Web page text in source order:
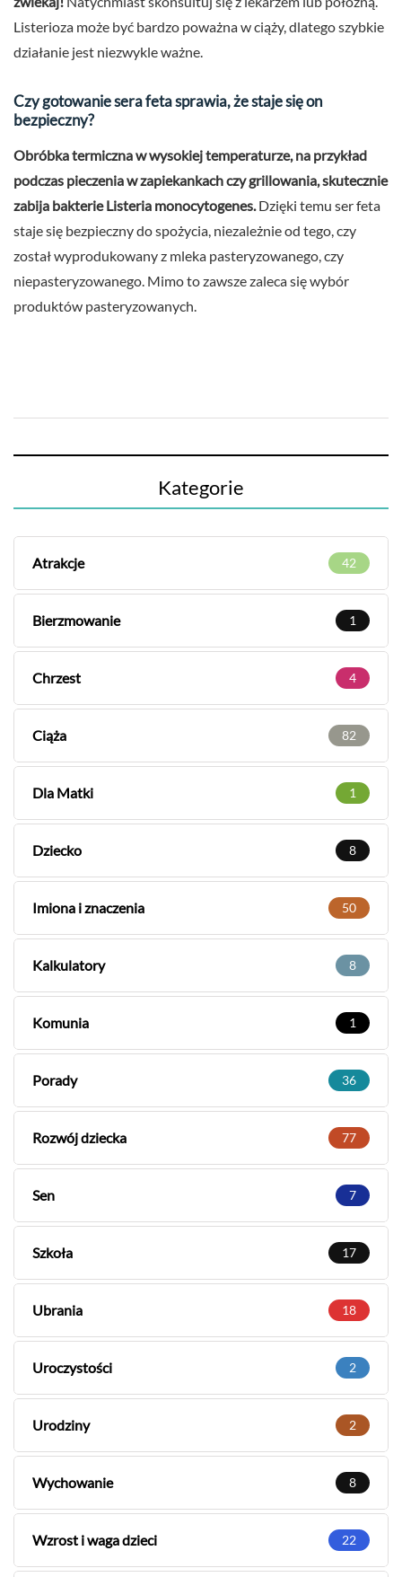
Listerioza może być bardzo poważna w ciąży, dlatego szybkie
działanie jest niezwykle ważne.
Czy gotowanie sera feta sprawia, że staje się on
bezpieczny?
Obróbka termiczna w wysokiej temperaturze, na przykład
podczas pieczenia w zapiekankach czy grillowania, skutecznie
zabija bakterie Listeria monocytogenes. Dzięki temu ser feta
staje się bezpieczny do spożycia, niezależnie od tego, czy
został wyprodukowany z mleka pasteryzowanego, czy
niepasteryzowanego. Mimo to zawsze zaleca się wybór
produktów pasteryzowanych.
Kategorie
Atrakcje 42
Bierzmowanie 1
Chrzest 4
Ciąża 82
Dla Matki 1
Dziecko 8
Imiona i znaczenia 50
Kalkulatory 8
Komunia 1
Porady 36
Rozwój dziecka 77
Sen 7
Szkoła 17
Ubrania 18
Uroczystości 2
Urodziny 2
Wychowanie 8
Wzrost i waga dzieci 22